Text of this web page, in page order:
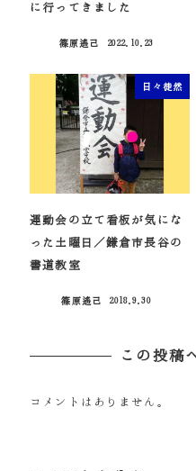
に行ってきました
篠原遙己
2022.10.23
日々徒然
運動会の立て看板が気にな
った土曜日／鎌倉市長谷の
書道教室
篠原遙己
2018.9.30
この投稿
コメントはありません。